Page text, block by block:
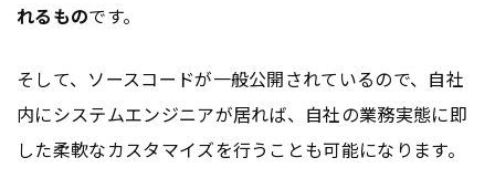
れるものです。
そして、ソースコードが一般公開されているので、自社
内にシステムエンジニアが居れば、自社の業務実態に即
した柔軟なカスタマイズを行うことも可能になります。